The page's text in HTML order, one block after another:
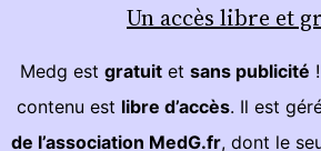
Un accès libre et
Medg est gratuitet sans publicité
contenu est libre d’accès. Il est
de l’association MedG.fr, dont le